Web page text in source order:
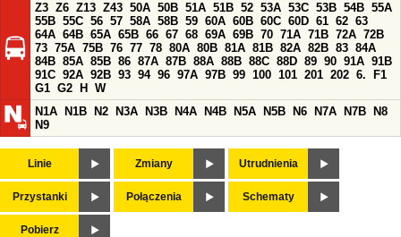
Z3 Z6 Z13 Z43 50A 50B 51A 51B 52 53A 53C 53B 54B 55A
55B 55C 56 57 58A 58B 59 60A 60B 60C 60D 61 62 63
64A 64B 65A 65B 66 67 68 69A 69B 70 71A 71B 72A 72B
73 75A 75B 76 77 78 80A 80B 81A 81B 82A 82B 83 84A
84B 85A 85B 86 87A 87B 88A 88B 88C 88D 89 90 91A 91B
91C 92A 92B 93 94 96 97A 97B 99 100 101 201 202 6.
F1
G1 G2 H
W
N1A
N1B N2 N3A N3B N4A N4B N5A N5B N6 N7A N7B
N8
N9
Linie Zmiany Utrudnienia
Przystanki Połączenia Schematy
Pobierz